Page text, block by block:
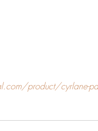
product/cyrlane-